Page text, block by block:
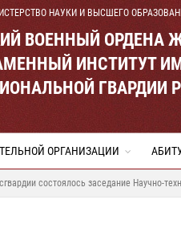
НАУКИ И ВЫСШЕГО
ВОЕННЫЙ ОРДЕНА
ИНСТИТУТ
ГВАРДИИ
ОРГАНИЗАЦИИ
состоялось заседание Научно-